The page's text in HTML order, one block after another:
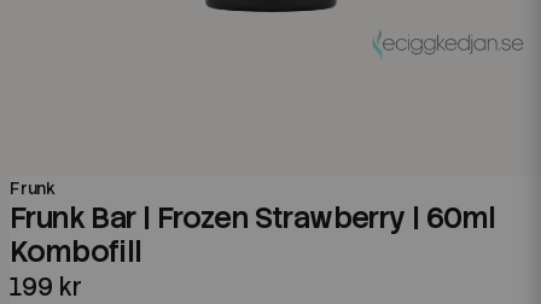
Frunk
Frunk Bar | Frozen Strawberry | 60ml
Kombofill
199 kr